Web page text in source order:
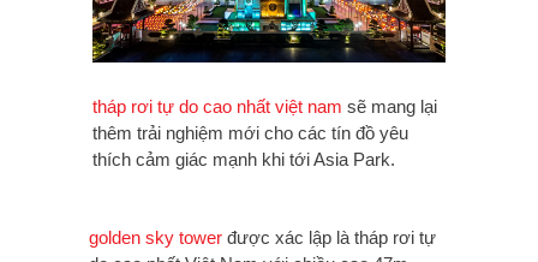
tháp rơi tự do cao nhất việt nam sẽ mang lại
thêm trải nghiệm mới cho các tín đồ yêu
thích cảm giác mạnh khi tới Asia Park.
golden sky tower được xác lập là tháp rơi tự